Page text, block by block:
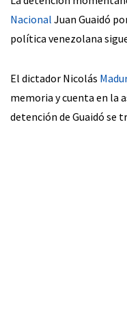
Nacional Juan Guaidó
política venezolana
El dictador Nicolás
memoria y cuenta en la
detención de Guaidó se